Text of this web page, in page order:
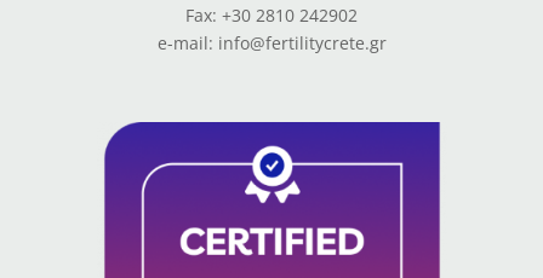
Fax: +30 2810 242902
e-mail: info@fertilitycrete.gr